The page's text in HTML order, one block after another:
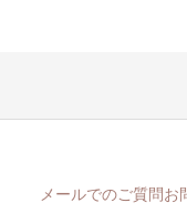
メールでのご質問お